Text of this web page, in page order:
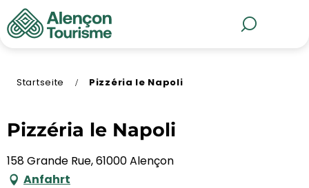
Aller
au
contenu
Startseite Pizzéria le Napoli
Pizzéria le Napoli
158 Grande Rue, 61000 Alençon
Anfahrt